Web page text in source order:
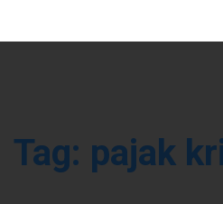
Tag: pajak